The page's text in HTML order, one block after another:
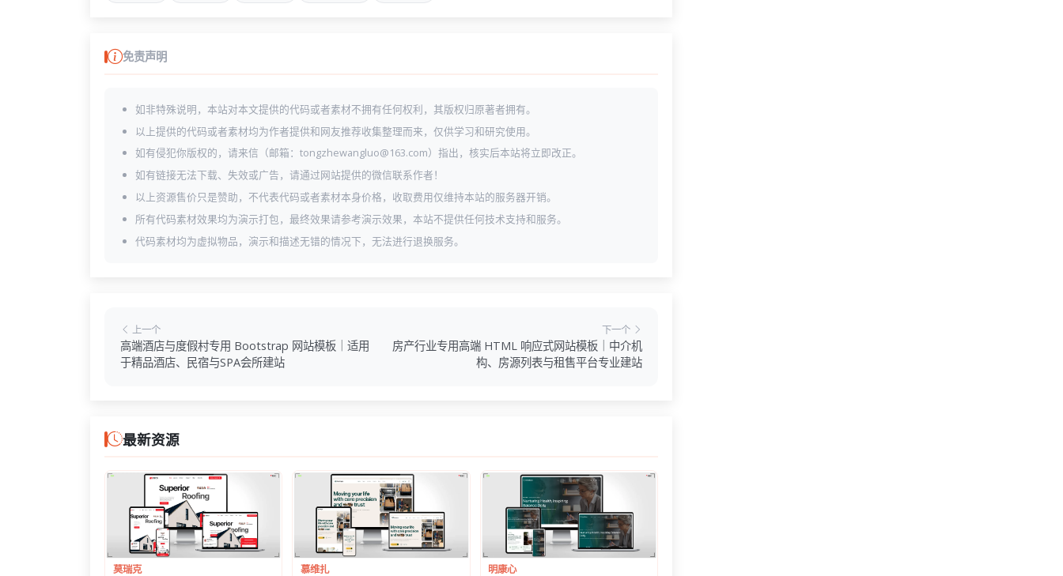
免责声明
如非特殊说明，本站对本文提供的代码或者素材不拥有任何权利，其版权归原著者拥有。
以上提供的代码或者素材均为作者提供和网友推荐收集整理而来，仅供学习和研究使用。
如有侵犯你版权的，请来信（邮箱：tongzhewangluo@163.com）指出，核实后本站将立即改正。
如有链接无法下载、失效或广告，请通过网站提供的微信联系作者！
以上资源售价只是赞助，不代表代码或者素材本身价格，收取费用仅维持本站的服务器开销。
所有代码素材效果均为演示打包，最终效果请参考演示效果，本站不提供任何技术支持和服务。
代码素材均为虚拟物品，演示和描述无错的情况下，无法进行退换服务。
上一个
高端酒店与度假村专用 Bootstrap 网站模板｜适用
于精品酒店、民宿与SPA会所建站
下一个
房产行业专用高端 HTML 响应式网站模板｜中介机
构、房源列表与租售平台专业建站
最新资源
莫瑞克 慕维扎 明康心